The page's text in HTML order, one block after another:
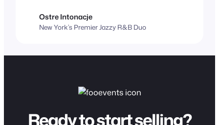
Ostre Intonacje
New York’s Premier Jazzy R&B Duo
Ready to start selling?